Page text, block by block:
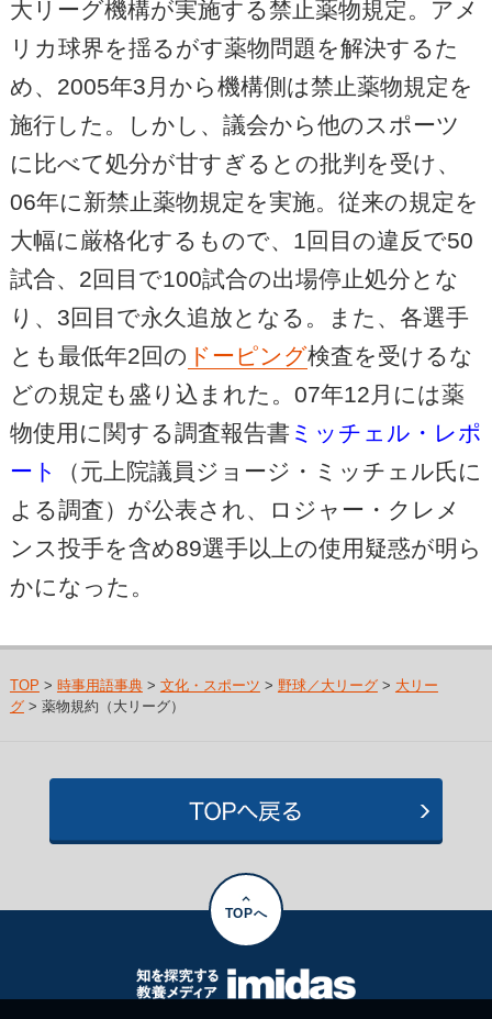
大リーグ機構が実施する禁止薬物規定。アメ
リカ球界を揺るがす薬物問題を解決するた
め、2005年3月から機構側は禁止薬物規定を
施行した。しかし、議会から他のスポーツ
に比べて処分が甘すぎるとの批判を受け、
06年に新禁止薬物規定を実施。従来の規定を
大幅に厳格化するもので、1回目の違反で50
試合、2回目で100試合の出場停止処分とな
り、3回目で永久追放となる。また、各選手
とも最低年2回の ドーピング検査を受けるな
どの規定も盛り込まれた。07年12月には薬
物使用に関する調査報告書 ミッチェル・レポ
ート
（元上院議員ジョージ・ミッチェル氏に
よる調査）が公表され、ロジャー・クレメ
ンス投手を含め89選手以上の使用疑惑が明ら
かになった。
TOP > 時事用語事典> 文化・スポーツ > 野球／大リーグ> 大リー
グ> 薬物規約（大リーグ）
TOPへ